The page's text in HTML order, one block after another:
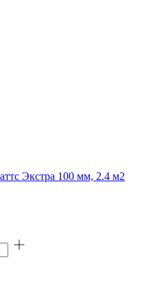
Экстра 100 мм, 2.4 м2